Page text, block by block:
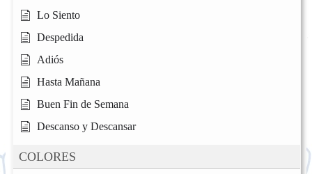
Lo Siento
Despedida
Adiós
Hasta Mañana
Buen Fin de Semana
Descanso y Descansar
COLORES